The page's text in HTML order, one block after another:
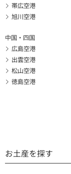
帯広空港
旭川空港
中国・四国
広島空港
出雲空港
松山空港
徳島空港
お土産を探す